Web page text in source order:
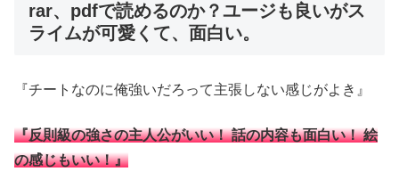
rar、pdfで読めるのか？ユージも良いがス
ライムが可愛くて、面白い。
『チートなのに俺強いだろって主張しない感じがよき』
『反則級の強さの主人公がいい！ 話の内容も面白い！ 絵
の感じもいい！』